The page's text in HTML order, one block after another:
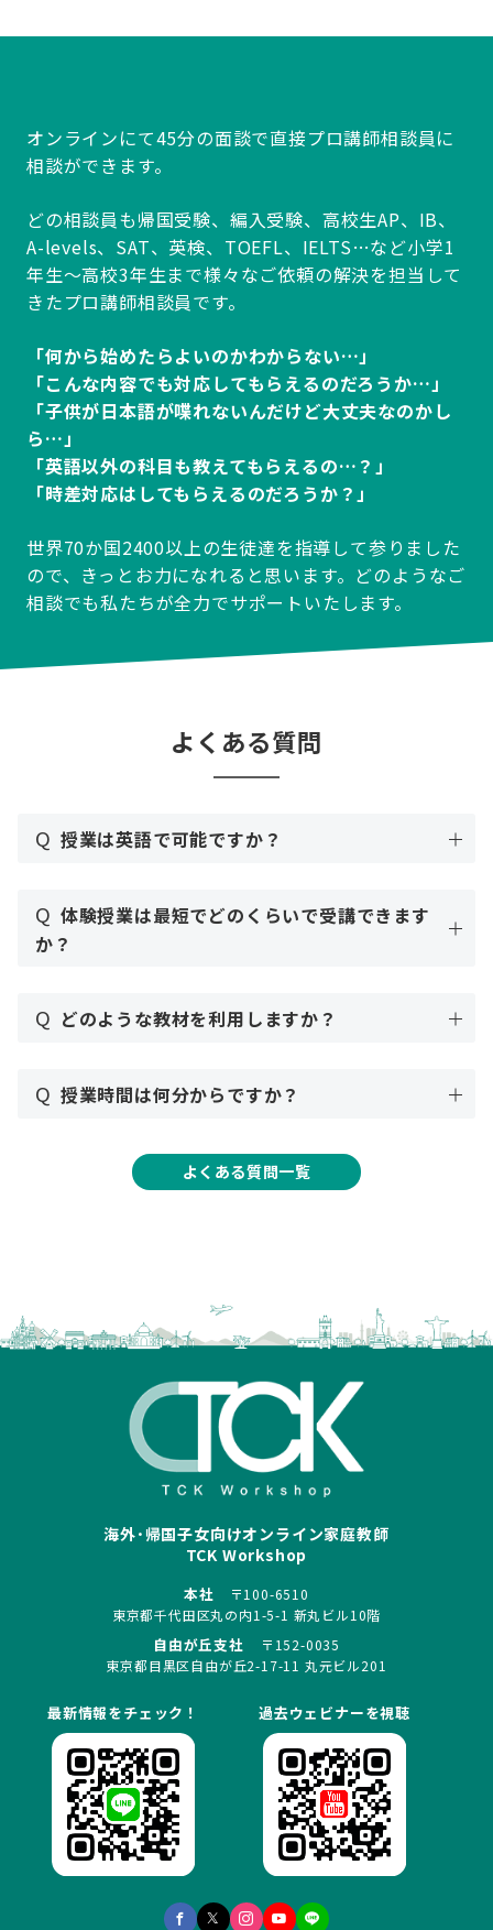
オンラインにて45分の面談で直接プロ講師相談員に
相談ができます。
どの相談員も帰国受験、編入受験、高校生AP、IB、
A-levels、SAT、英検、TOEFL、IELTS…など小学1
年生～高校3年生まで様々なご依頼の解決を担当して
きたプロ講師相談員です。
「何から始めたらよいのかわからない…」
「こんな内容でも対応してもらえるのだろうか…」
「子供が日本語が喋れないんだけど大丈夫なのかし
ら…」
「英語以外の科目も教えてもらえるの…？」
「時差対応はしてもらえるのだろうか？」
世界70か国2400以上の生徒達を指導して参りました
ので、きっとお力になれると思います。どのようなご
相談でも私たちが全力でサポートいたします。
よくある質問
Q 授業は英語で可能ですか？
Q 体験授業は最短でどのくらいで受講できます
か？
Q どのような教材を利用しますか？
Q 授業時間は何分からですか？
よくある質問一覧
海外･帰国子女向けオンライン家庭教師
TCK Workshop
本社
〒100-6510
東京都千代田区丸の内1-5-1 新丸ビル10階
自由が丘支社
〒152-0035
東京都目黒区自由が丘2-17-11 丸元ビル201
最新情報をチェック！ 過去ウェビナーを視聴